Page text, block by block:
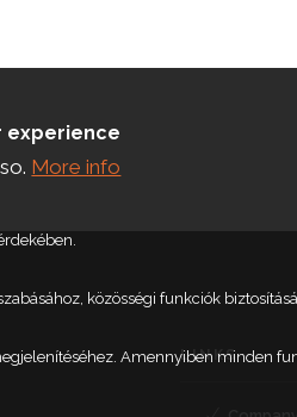
LINKS
experience
More info
közösségi funkciók
Amennyiben minden